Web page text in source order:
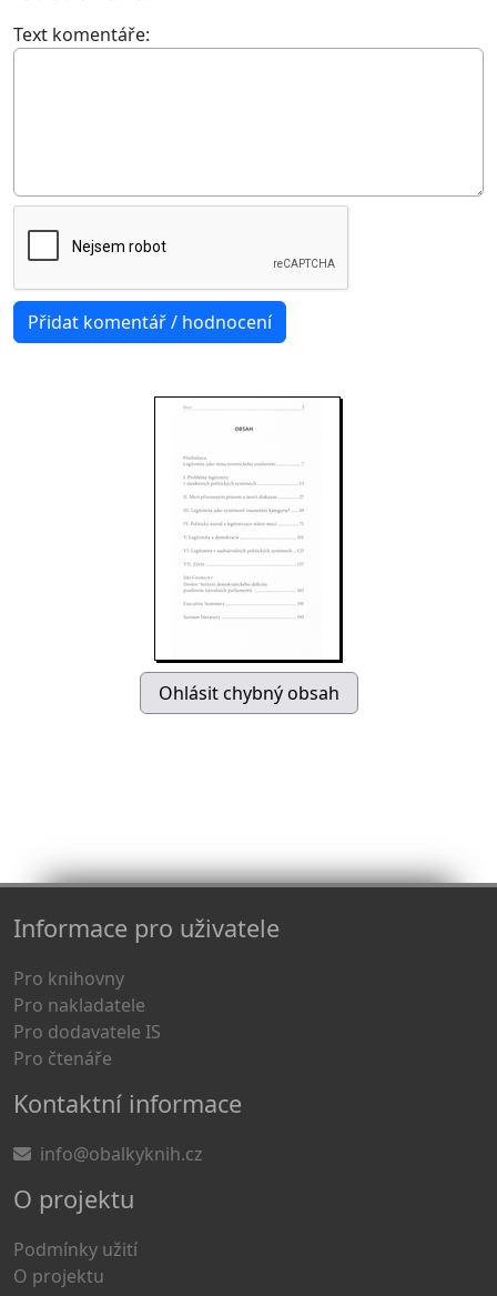
Text komentáře:
Informace pro uživatele
Pro knihovny
Pro nakladatele
Pro dodavatele IS
Pro čtenáře
Kontaktní informace
info@obalkyknih.cz
O projektu
Podmínky užití
O projektu